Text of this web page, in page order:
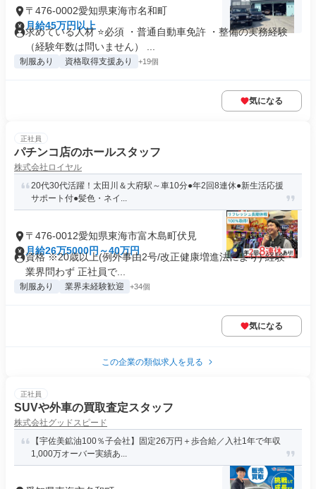
〒476-0002愛知県東海市名和町
月給45万円以上
求めている人材 ⭐必須 ・普通自動車免許 ・整備の実務経験
（経験年数は問いません） ...
制服あり 資格取得支援あり +19個
気になる
正社員
パチンコ店のホールスタッフ
株式会社ロイヤル
20代30代活躍！太田川＆大府駅～車10分●年2回8連休●新生活応援
サポート付●髪色・ネイ...
〒476-0012愛知県東海市富木島町伏見
月給26万5000円～40万円
資格 ※20歳以上(例外事由2号/改正健康増進法により) 経験・
業界問わず 正社員で...
制服あり 業界未経験歓迎 +34個
気になる
この企業の類似求人を見る
正社員
SUVや外車の買取査定スタッフ
株式会社グッドスピード
【宇佐美鉱油100％子会社】固定26万円＋歩合給／入社1年で年収
1,000万オーバー実績あ...